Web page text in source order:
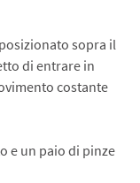
sopra il
di entrare in
costante
e un paio di pinze